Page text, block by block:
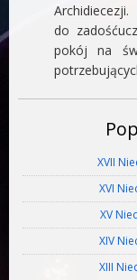
do
pokój na
XVII
XVI
XV
XIV
XIII